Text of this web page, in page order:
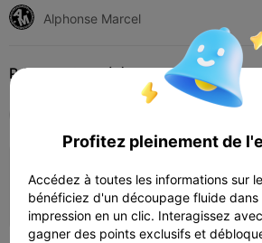
Alphonse Marcel
Print Settings (2) Add
Couche de 0,2 mm, 2
remplissage
 20h 48m  1
Profitez pleinement de
Accédez à toutes les informations sur
bénéficiez d'un découpage fluide
impression en un clic. Interagissez
gagner des points exclusifs et